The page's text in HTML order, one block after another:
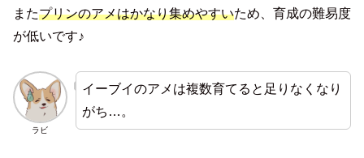
またプリンのアメはかなり集めやすいため、育成の難易度
が低いです♪
ラビ
イーブイのアメは複数育てると足りなくなり
がち…。